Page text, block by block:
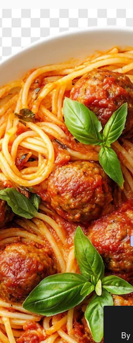
для создания
Более 1 миллиона
креаторов,
и студий.
Spaces
ИИ-
ИИ
на
MCP
Агенты
API
Все
Magnific
By